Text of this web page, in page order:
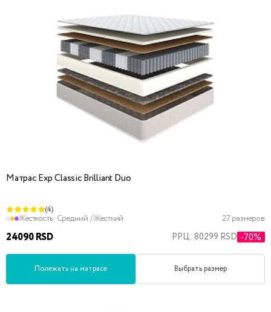
Матрас Exp Classic Brilliant Duo
(4)
Жесткость: Средний / Жесткий 27 размеров
24090 RSD РРЦ: 80299 RSD -70%
Полежать на матрасе Выбрать размер